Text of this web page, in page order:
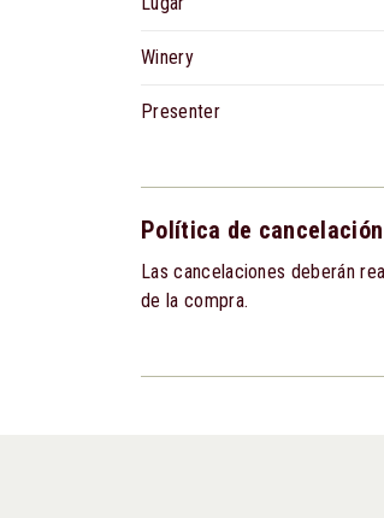
Winery
Presenter
Política de cancelación
Las cancelaciones deberán
de la compra.